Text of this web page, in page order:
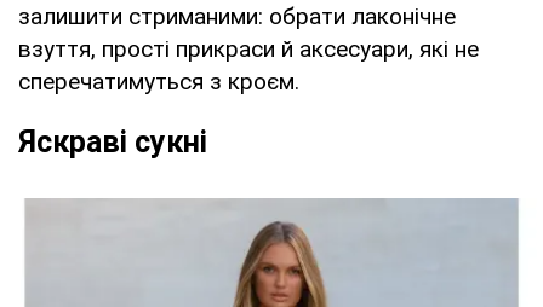
залишити стриманими: обрати лаконічне
взуття, прості прикраси й аксесуари, які не
сперечатимуться з кроєм.
Яскраві сукні